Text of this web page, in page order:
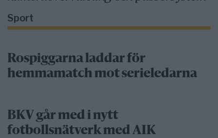
Sport
Rospiggarna laddar för
hemmamatch mot serieledarna
BKV går med i nytt
fotbollsnätverk med AIK